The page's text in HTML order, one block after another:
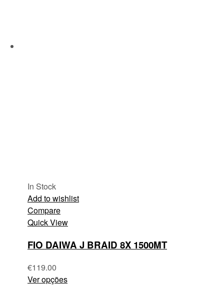
In Stock
Add to wishlist
Compare
Quick View
FIO DAIWA J BRAID 8X 1500MT
€119.00
Ver opções